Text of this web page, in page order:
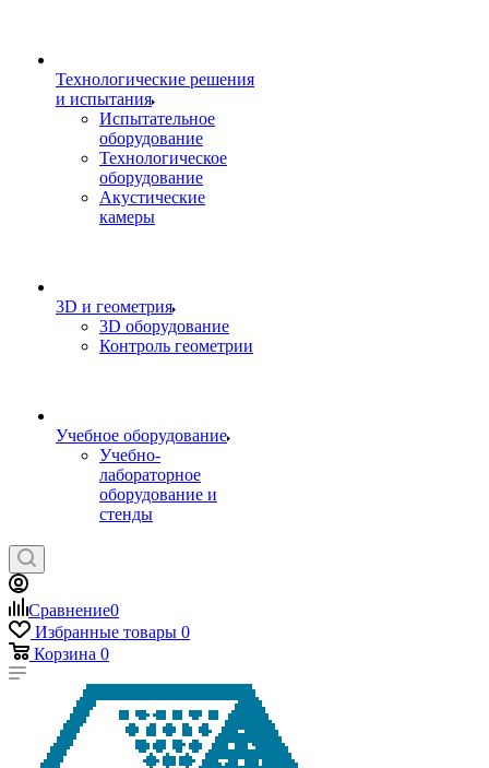
Технологические решения
и испытания
Испытательное
оборудование
Технологическое
оборудование
Акустические
камеры
3D и геометрия
3D оборудование
Контроль геометрии
Учебное оборудование
Учебно-
лабораторное
оборудование и
стенды
Сравнение0
Избранные товары 0
Корзина 0